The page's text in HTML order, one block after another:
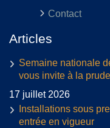
Contact
Articles
Semaine nationale
vous invite à la
17 juillet 2026
Installations sous
entrée en vigueur